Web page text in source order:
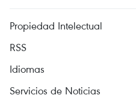
Propiedad Intelectual
RSS
Idiomas
Servicios de Noticias